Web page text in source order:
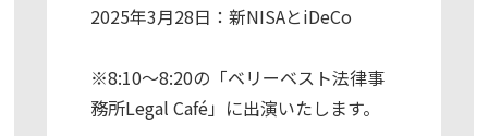
2025年3月28日：新NISAとiDeCo
※8:10～8:20の「ベリーベスト法律事
務所Legal Café」に出演いたします。